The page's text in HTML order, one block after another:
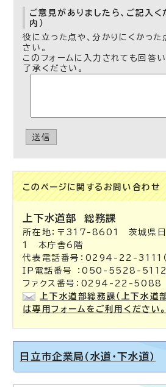
ご意見がありましたら、ご記入
内）
役に立った点や、分かりにくかっ
さい。
このフォームに入力されても回答
了承ください。
送信
このページに関する お問い合わせ
上下水道部総務課
所在地：〒317-8601 茨城県日
1 本庁舎6階
代表電話番号：0294-22-3111（
IP電話番号 ：050-5528-5112
ファクス番号：0294-22-5088
上下水道部総務課（上下水道
は専用フォームをご利用ください。
日立市企業局（水道・下水道）